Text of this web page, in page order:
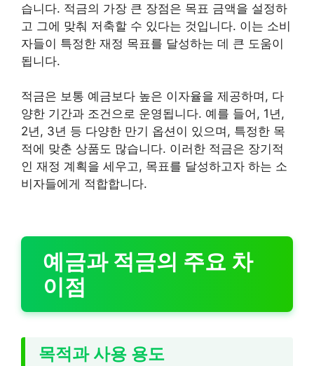
습니다. 적금의 가장 큰 장점은 목표 금액을 설정하
고 그에 맞춰 저축할 수 있다는 것입니다. 이는 소비
자들이 특정한 재정 목표를 달성하는 데 큰 도움이
됩니다.
적금은 보통 예금보다 높은 이자율을 제공하며, 다
양한 기간과 조건으로 운영됩니다. 예를 들어, 1년,
2년, 3년 등 다양한 만기 옵션이 있으며, 특정한 목
적에 맞춘 상품도 많습니다. 이러한 적금은 장기적
인 재정 계획을 세우고, 목표를 달성하고자 하는 소
비자들에게 적합합니다.
예금과 적금의 주요 차
이점
목적과 사용 용도